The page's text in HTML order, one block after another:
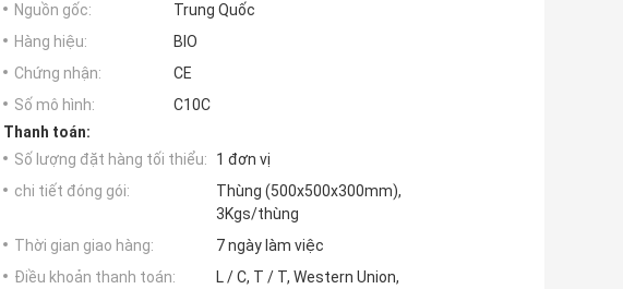
Nguồn gốc:
Trung Quốc
Hàng hiệu:
BIO
Chứng nhận:
CE
Số mô hình:
C10C
Thanh toán:
Số lượng đặt hàng tối thiểu:
1 đơn vị
chi tiết đóng gói:
Thùng (500x500x300mm),
3Kgs/thùng
Thời gian giao hàng:
7 ngày làm việc
Điều khoản thanh toán:
L / C, T / T, Western Union,